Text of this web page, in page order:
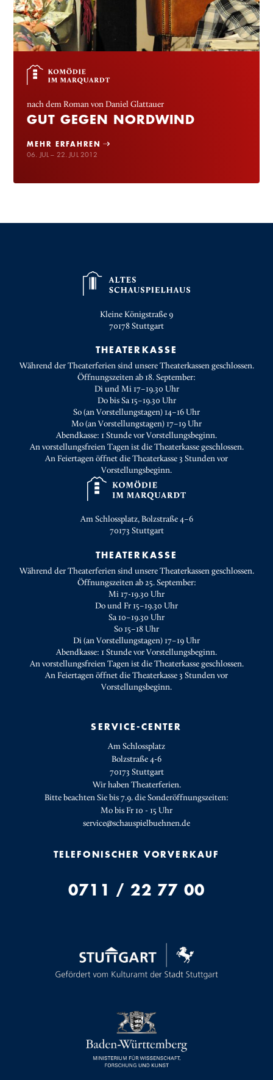
nach dem Roman von Daniel Glattauer
GUT GEGEN NORDWIND
MEHR ERFAHREN
06. JUL – 22. JUL 2012
Kleine Königstraße 9
70178Stuttgart
THEATERKASSE
Während der Theaterferien sind unsere Theaterkassen geschlossen.
Öffnungszeiten ab 18. September:
Di und Mi 17–19.30 Uhr
Do bis Sa 15–19.30 Uhr
So (an Vorstellungstagen) 14–16 Uhr
Mo (an Vorstellungstagen) 17–19 Uhr
Abendkasse: 1 Stunde vor Vorstellungsbeginn.
An vorstellungsfreien Tagen ist die Theaterkasse geschlossen.
An Feiertagen öffnet die Theaterkasse 3 Stunden vor
Vorstellungsbeginn.
Am Schlossplatz, Bolzstraße 4–6
70173 Stuttgart
THEATERKASSE
Während der Theaterferien sind unsere Theaterkassen geschlossen.
Öffnungszeiten ab 25. September:
Mi 17-19.30 Uhr
Do und Fr 15–19.30 Uhr
Sa 10–19.30 Uhr
So 15–18 Uhr
Di (an Vorstellungstagen) 17–19 Uhr
Abendkasse: 1 Stunde vor Vorstellungsbeginn.
An vorstellungsfreien Tagen ist die Theaterkasse geschlossen.
An Feiertagen öffnet die Theaterkasse 3 Stunden vor
Vorstellungsbeginn.
SERVICE-CENTER
Am Schlossplatz
Bolzstraße 4-6
70173 Stuttgart
Wir haben Theaterferien.
Bitte beachten Sie bis 7.9. die Sonderöffnungszeiten:
Mo bis Fr 10 - 15 Uhr
service@schauspielbuehnen.de
TELEFONISCHER VORVERKAUF
0711 / 22 77 00